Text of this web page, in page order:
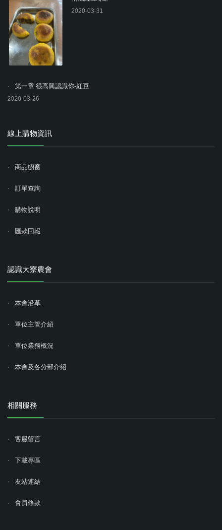
2020-03-31
第一章 很高興認識你-紅豆
2020-03-26
線上購物資訊
商品櫥窗
訂單查詢
購物說明
匯款回報
認識大寮農會
本會沿革
單位主管介紹
單位業務概況
本會及各分部介紹
相關服務
客服留言
下載專區
友站連結
會員條款